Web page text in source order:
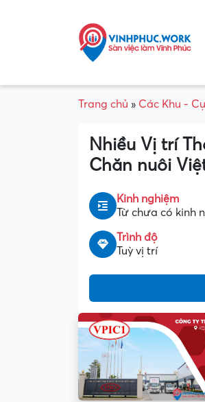
Trang chủ » Các Khu -
Nhiều Vị trí
Chăn nuôi
Kinh nghiệm
Từ chưa có kinh
Trình độ
Tuỳ vị trí